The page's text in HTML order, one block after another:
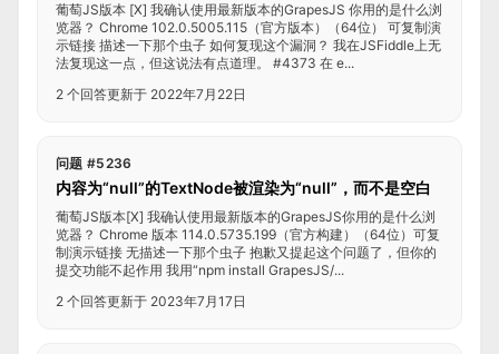
葡萄JS版本 [X] 我确认使用最新版本的GrapesJS 你用的是什么浏
览器？ Chrome 102.0.5005.115（官方版本）（64位） 可复制演
示链接 描述一下那个虫子 如何复现这个漏洞？ 我在JSFiddle上无
法复现这一点，但这说法有点道理。 #4373 在 e...
2 个回答更新于 2022年7月22日
问题 #5236
内容为“null”的TextNode被渲染为“null”，而不是空白
葡萄JS版本[X] 我确认使用最新版本的GrapesJS你用的是什么浏
览器？ Chrome 版本 114.0.5735.199（官方构建）（64位）可复
制演示链接 无描述一下那个虫子 抱歉又提起这个问题了，但你的
提交功能不起作用 我用“npm install GrapesJS/...
2 个回答更新于 2023年7月17日